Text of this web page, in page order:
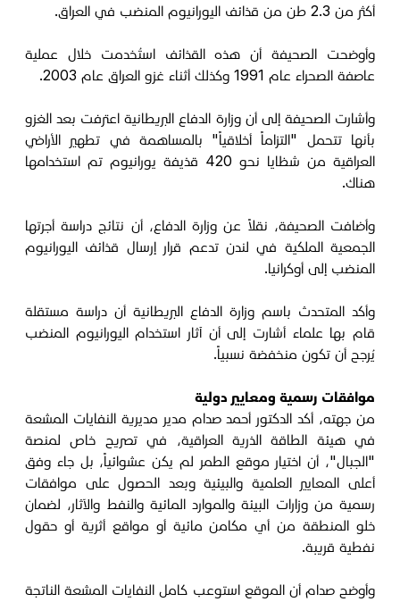
أكثر من 2.3 طن من قذائف اليورانيوم المنضب في العراق.
وأوضحت الصحيفة أن هذه القذائف استُخدمت خلال عملية
عاصفة الصحراء عام 1991 وكذلك أثناء غزو العراق عام 2003.
وأشارت الصحيفة إلى أن وزارة الدفاع البريطانية اعترفت بعد الغزو
بأنها تتحمل "التزاماً أخلاقياً" بالمساهمة في تطهير الأراضي
العراقية من شظايا نحو 420 قذيفة يورانيوم تم استخدامها
هناك.
وأضافت الصحيفة، نقلاً عن وزارة الدفاع، أن نتائج دراسة أجرتها
الجمعية الملكية في لندن تدعم قرار إرسال قذائف اليورانيوم
المنضب إلى أوكرانيا.
وأكد المتحدث باسم وزارة الدفاع البريطانية أن دراسة مستقلة
قام بها علماء أشارت إلى أن آثار استخدام اليورانيوم المنضب
يُرجح أن تكون منخفضة نسبياً.
موافقات رسمية ومعايير دولية
من جهته، أكد الدكتور أحمد صدام مدير مديرية النفايات المشعة
في هيئة الطاقة الذرية العراقية، في تصريح خاص لمنصة
"الجبال"، أن اختيار موقع الطمر لم يكن عشوائياً، بل جاء وفق
أعلى المعايير العلمية والبيئية وبعد الحصول على موافقات
رسمية من وزارات البيئة والموارد المائية والنفط والآثار، لضمان
خلو المنطقة من أي مكامن مائية أو مواقع أثرية أو حقول
نفطية قريبة.
وأوضح صدام أن الموقع استوعب كامل النفايات المشعة الناتجة